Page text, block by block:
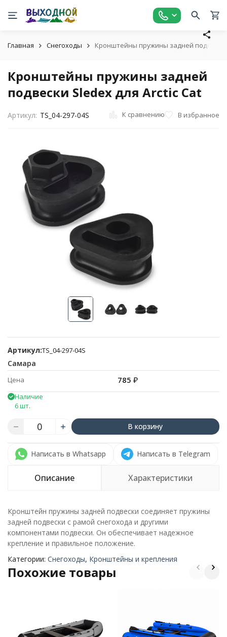
Главная Снегоходы Кронштейны пружины задней подвески
Кронштейны пружины задней
подвески Sledex для Arctic Cat
Артикул: TS_04-297-04S К сравнению В избранное
Артикул:TS_04-297-04S
Самара
Цена 785 ₽
Наличие
6 шт.
В корзину
Написать в Whatsapp Написать в Telegram
Описание Характеристики
Кронштейн пружины задней подвески соединяет пружины
задней подвески с рамой снегохода и другими
компонентами подвески. Он обеспечивает надежное
крепление и правильное положение.
Категории: Снегоходы, Кронштейны и крепления
Похожие товары